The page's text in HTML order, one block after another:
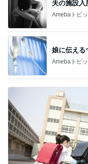
夫の施設入
Amebaトピ
娘に伝える
Amebaトピ